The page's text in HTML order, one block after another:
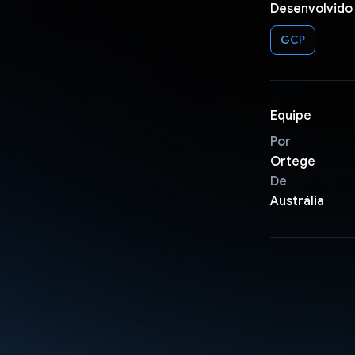
GCP
Equipe
Por
Ortege
De
Austrália